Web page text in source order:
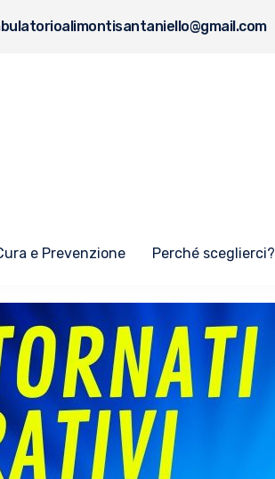
e Prevenzione Perché sceglierci?